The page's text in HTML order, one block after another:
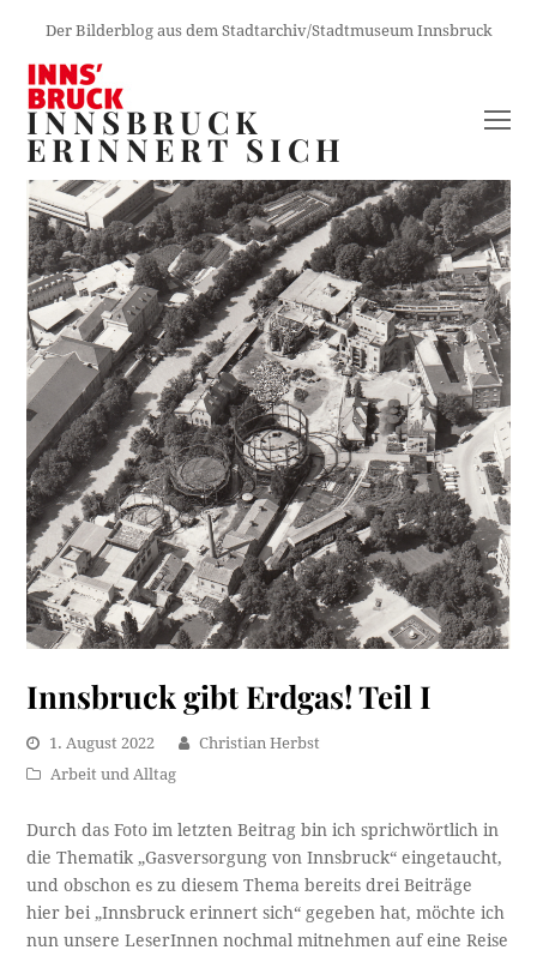
Der Bilderblog aus dem Stadtarchiv/Stadtmuseum Innsbruck
INNSBRUCK
ERINNERT SICH
Innsbruck gibt Erdgas! Teil I
1. August 2022
Christian Herbst
Arbeit und Alltag
Durch das Foto im letzten Beitrag bin ich sprichwörtlich in
die Thematik „Gasversorgung von Innsbruck“ eingetaucht,
und obschon es zu diesem Thema bereits drei Beiträge
hier bei „Innsbruck erinnert sich“ gegeben hat, möchte ich
nun unsere LeserInnen nochmal mitnehmen auf eine Reise